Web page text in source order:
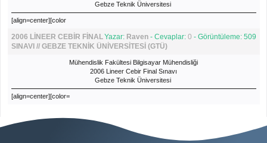
Gebze Teknik Üniversitesi
[align=center][color
Yazar: Raven- Cevaplar: 0 - Görüntüleme: 509
2006 LİNEER CEBİR FİNAL
SINAVI // GEBZE TEKNİK ÜNİVERSİTESİ (GTÜ)
Mühendislik Fakültesi Bilgisayar Mühendisliği
2006 Lineer Cebir Final Sınavı
Gebze Teknik Üniversitesi
[align=center][color=